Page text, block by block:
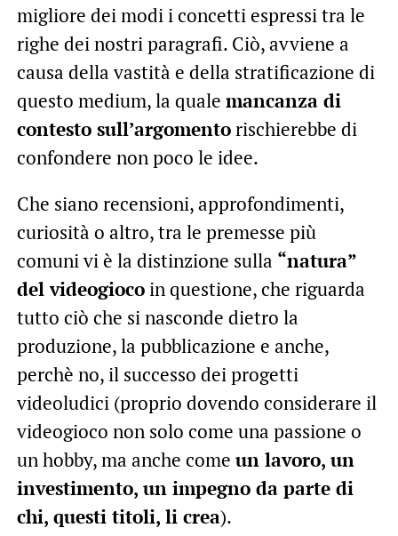
migliore dei modi i concetti espressi tra le
righe dei nostri paragrafi. Ciò, avviene a
causa della vastità e della stratificazione di
questo medium, la quale mancanza di
contesto sull’argomentorischierebbe di
confondere non poco le idee.
Che siano recensioni, approfondimenti,
curiosità o altro, tra le premesse più
comuni vi è la distinzione sulla “natura”
del videogiocoin questione, che riguarda
tutto ciò che si nasconde dietro la
produzione, la pubblicazione e anche,
perchè no, il successo dei progetti
videoludici (proprio dovendo considerare il
videogioco non solo come una passione o
un hobby, ma anche come un lavoro, un
investimento, un impegno da parte di
chi, questi titoli, li crea).